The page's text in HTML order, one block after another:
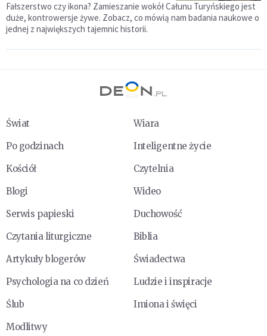
Fałszerstwo czy ikona? Zamieszanie wokół Całunu Turyńskiego jest
duże, kontrowersje żywe. Zobacz, co mówią nam badania naukowe o
jednej z największych tajemnic historii.
Świat
Wiara
Po godzinach
Inteligentne życie
Kościół
Czytelnia
Blogi
Wideo
Serwis papieski
Duchowość
Czytania liturgiczne
Biblia
Artykuły blogerów
Świadectwa
Psychologia na co dzień
Ludzie i inspiracje
Ślub
Imiona i święci
Modlitwy